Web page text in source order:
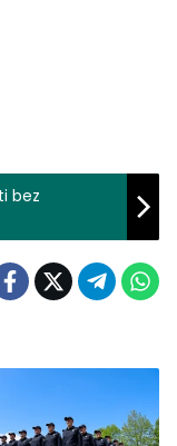
bez